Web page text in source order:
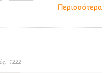
Περισσότερα
1222